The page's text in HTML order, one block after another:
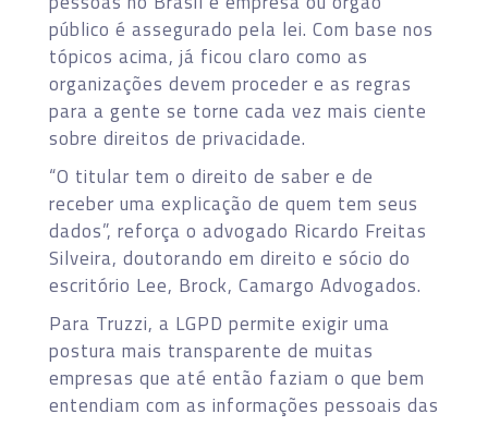
público é assegurado pela lei. Com base nos
tópicos acima, já ficou claro como as
organizações devem proceder e as regras
para a gente se torne cada vez mais ciente
sobre direitos de privacidade.
“O titular tem o direito de saber e de
receber uma explicação de quem tem seus
dados”, reforça o advogado Ricardo Freitas
Silveira, doutorando em direito e sócio do
escritório Lee, Brock, Camargo Advogados.
Para Truzzi, a LGPD permite exigir uma
postura mais transparente de muitas
empresas que até então faziam o que bem
entendiam com as informações pessoais das